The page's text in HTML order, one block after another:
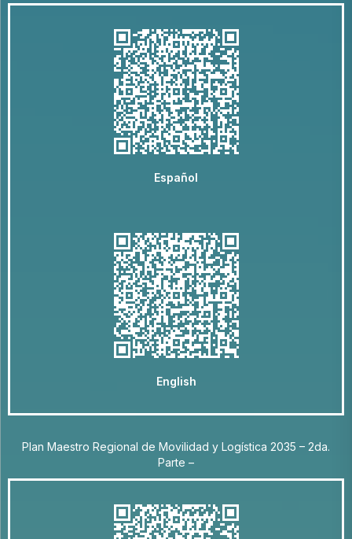
Español
English
Plan Maestro Regional de Movilidad y Logística 2035 – 2da.
Parte –